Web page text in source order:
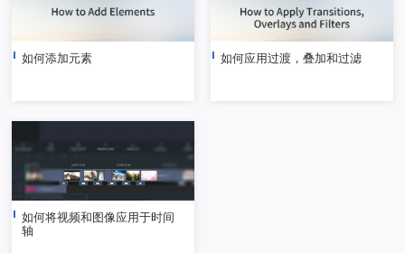
如何添加元素 如何应用过渡，叠加和过滤
如何将视频和图像应用于时间
轴